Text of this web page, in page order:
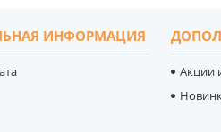
ИНФОРМАЦИЯ
Акции